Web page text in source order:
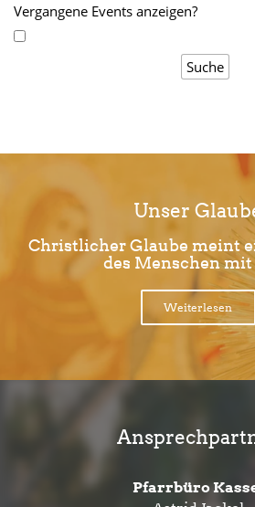
Vergangene Events anzeigen?
Unser
Christlicher Glaube meint
des Menschen
Weiterlesen
Pfarrbüro